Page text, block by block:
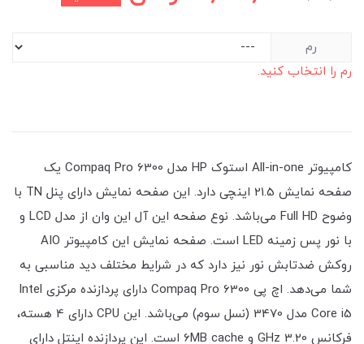
رم
رم را انتخاب کنید.
کامپیوتر All-in-one استوک HP مدل Compaq Pro 6300 یک
صفحه نمایش 21.5 اینچی دارد. این صفحه نمایش دارای پنل TN با
وضوح Full HD می‌باشد. نوع صفحه این آل این وان از مدل LCD و
با نور پس زمینه LED است. صفحه نمایش این کامپیوتر AIO
روکش ضدتابش نور نیز دارد که در شرایط مختلف دید مناسبی به
شما می‌دهد. اچ پی Compaq Pro 6300 دارای پردازنده مرکزی Intel
Core i5 مدل 3470 (نسل سوم) می‌باشد. این CPU دارای 4 هسته،
فرکانس 3.20 GHz و 6MB cache است. این پردازنده اینتل دارای